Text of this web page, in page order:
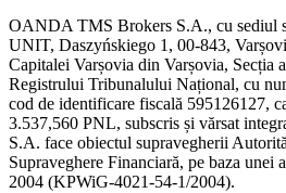
OANDA TMS Brokers S.A., cu sediul
UNIT, Daszyńskiego 1, 00-843,
Capitalei Varșovia din Varșovia, Secția
Registrului Tribunalului Național, cu
cod de identificare fiscală 595126127,
3.537,560 PNL, subscris și vărsat
S.A. face obiectul supravegherii
Supraveghere Financiară, pe baza unei
2004 (KPWiG-4021-54-1/2004).